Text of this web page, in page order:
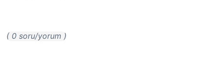
( 0 soru/yorum )